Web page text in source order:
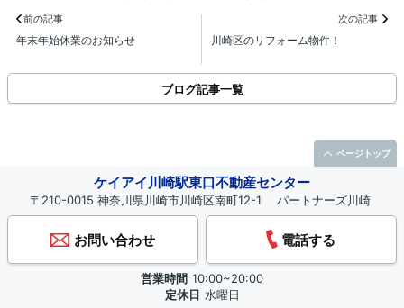
前の記事
年末年始休業のお知らせ
次の記事
川崎区のリフォーム物件！
ブログ記事一覧
ケイアイ川崎駅東口不動産センター
〒210-0015 神奈川県川崎市川崎区南町12-1 パートナーズ川崎
お問い合わせ 電話する
営業時間 10:00~20:00
定休日 水曜日
ページトップ